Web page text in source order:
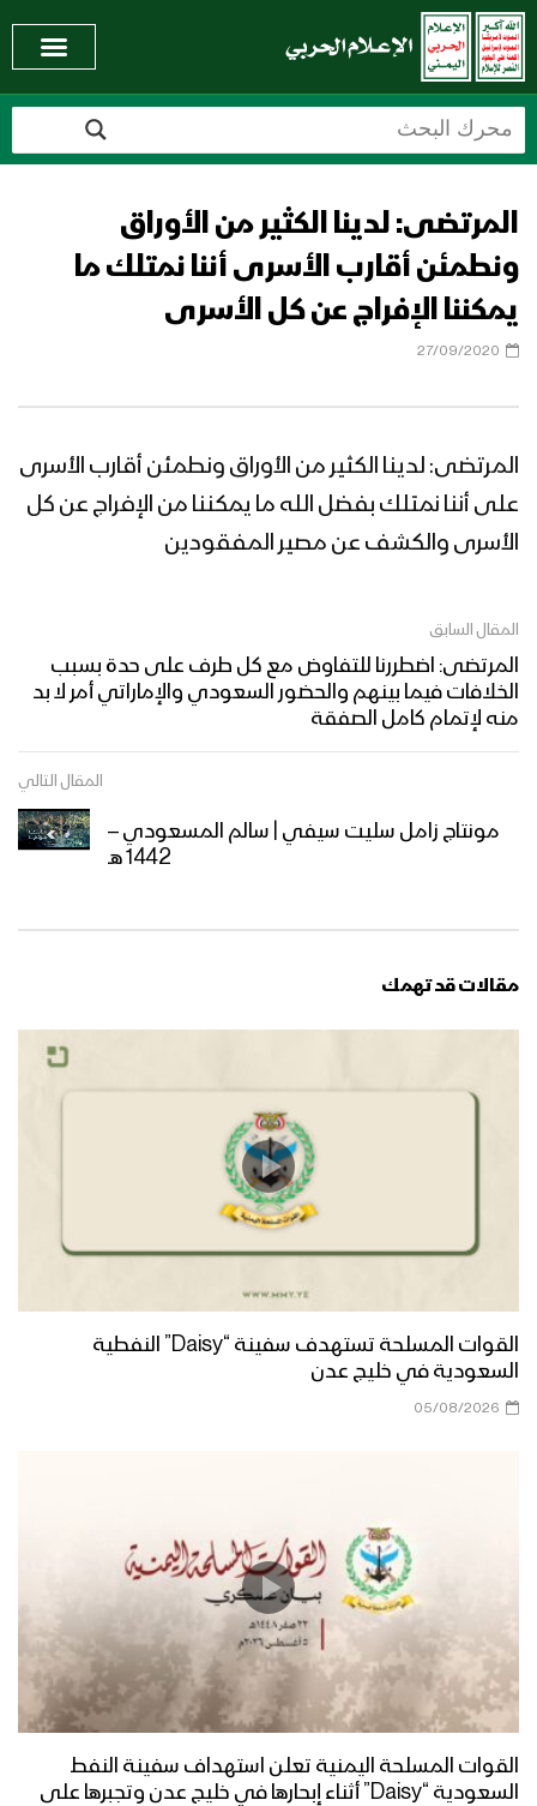
المرتضى: لدينا الكثير من الأوراق
ونطمئن أقارب الأسرى أننا نمتلك ما
يمكننا الإفراج عن كل الأسرى
27/09/2020
المرتضى: لدينا الكثير من الأوراق ونطمئن أقارب الأسرى
على أننا نمتلك بفضل الله ما يمكننا من الإفراج عن كل
الأسرى والكشف عن مصير المفقودين
المقال السابق
المرتضى: اضطررنا للتفاوض مع كل طرف على حدة بسبب
الخلافات فيما بينهم والحضور السعودي والإماراتي أمر لا بد
منه لإتمام كامل الصفقة
المقال التالي
مونتاج زامل سليت سيفي | سالم المسعودي –
1442 هـ
مقالات قد تهمك
القوات المسلحة تستهدف سفينة “Daisy” النفطية
السعودية في خليج عدن
05/08/2026
القوات المسلحة اليمنية تعلن استهداف سفينة النفط
السعودية “Daisy” أثناء إبحارها في خليج عدن وتجبرها على